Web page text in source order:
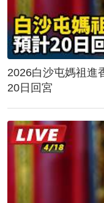
2026白沙屯媽祖進
20日回宮